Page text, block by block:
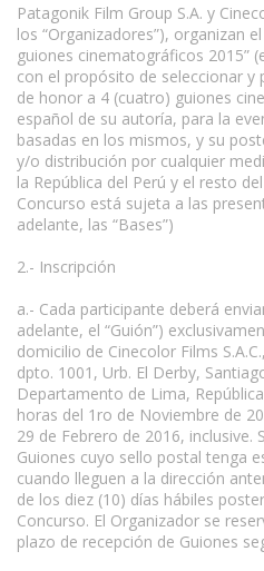
Patagonik Film Group S.A. y
los “Organizadores”), organizan
guiones cinematográficos 2015”
con el propósito de seleccionar
de honor a 4 (cuatro) guiones
español de su autoría, para la
basadas en los mismos, y su
y/o distribución por cualquier
la República del Perú y el resto
Concurso está sujeta a las
adelante, las “Bases”)
2.- Inscripción
a.- Cada participante deberá
adelante, el “Guión”)
domicilio de Cinecolor Films
dpto. 1001, Urb. El Derby,
Departamento de Lima,
horas del 1ro de Noviembre de
29 de Febrero de 2016, inclusive.
Guiones cuyo sello postal tenga
cuando lleguen a la dirección
de los diez (10) días hábiles
Concurso. El Organizador se
plazo de recepción de Guiones